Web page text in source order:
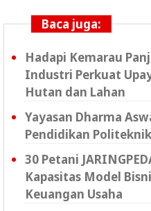
Baca juga:
Hadapi Kemarau
Industri Perkuat
Hutan dan Lahan
Yayasan Dharma
Pendidikan
30 Petani
Kapasitas Model
Keuangan Usaha